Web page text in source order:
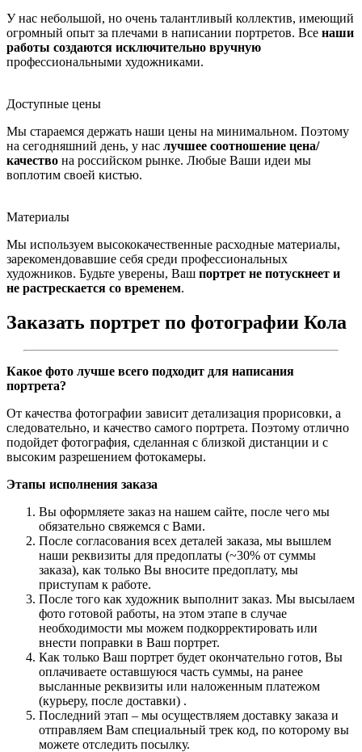
У нас небольшой, но очень талантливый коллектив, имеющий
огромный опыт за плечами в написании портретов. Все наши
работы создаются исключительно вручную
профессиональными художниками.
Доступные цены
Мы стараемся держать наши цены на минимальном. Поэтому
на сегодняшний день, у нас лучшее соотношение цена/
качество на российском рынке. Любые Ваши идеи мы
воплотим своей кистью.
Материалы
Мы используем высококачественные расходные материалы,
зарекомендовавшие себя среди профессиональных
художников. Будьте уверены, Ваш портрет не потускнеет и
не растрескается со временем.
Заказать портрет по фотографии Кола
Какое фото лучше всего подходит для написания
портрета?
От качества фотографии зависит детализация прорисовки, а
следовательно, и качество самого портрета. Поэтому отлично
подойдет фотография, сделанная с близкой дистанции и с
высоким разрешением фотокамеры.
Этапы исполнения заказа
Вы оформляете заказ на нашем сайте, после чего мы
обязательно свяжемся с Вами.
После согласования всех деталей заказа, мы вышлем
наши реквизиты для предоплаты (~30% от суммы
заказа), как только Вы вносите предоплату, мы
приступам к работе.
После того как художник выполнит заказ. Мы высылаем
фото готовой работы, на этом этапе в случае
необходимости мы можем подкорректировать или
внести поправки в Ваш портрет.
Как только Ваш портрет будет окончательно готов, Вы
оплачиваете оставшуюся часть суммы, на ранее
высланные реквизиты или наложенным платежом
(курьеру, после доставки) .
Последний этап – мы осуществляем доставку заказа и
отправляем Вам специальный трек код, по которому вы
можете отследить посылку.